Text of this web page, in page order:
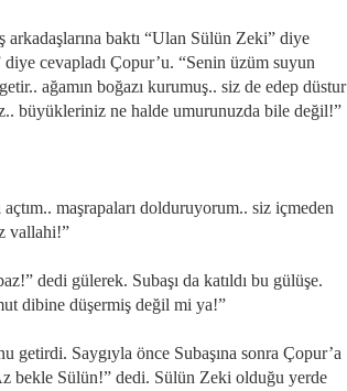
arkadaşlarına baktı “Ulan Sülün Zeki” diye
diye cevapladı Çopur’u. “Senin üzüm suyun
ağamın boğazı kurumuş.. siz de edep düstur
büyükleriniz ne halde umurunuzda bile değil!”
maşrapaları dolduruyorum.. siz içmeden
vallahi!”
dedi gülerek. Subaşı da katıldı bu gülüşe.
dibine düşermiş değil mi ya!”
getirdi. Saygıyla önce Subaşına sonra Çopur’a
bekle Sülün!” dedi. Sülün Zeki olduğu yerde